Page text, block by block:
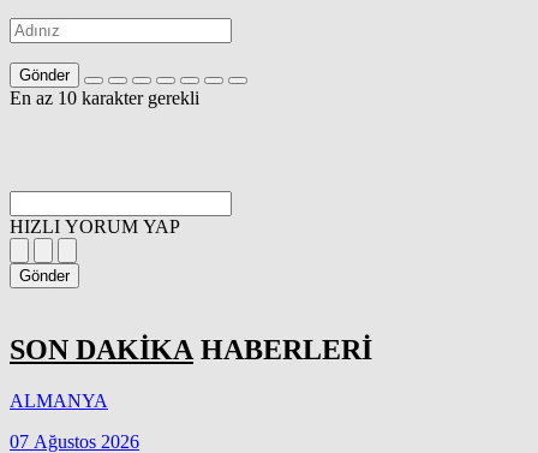
Gönder
En az 10 karakter gerekli
HIZLI YORUM YAP
Gönder
SON DAKİKA HABERLERİ
ALMANYA
07 Ağustos 2026